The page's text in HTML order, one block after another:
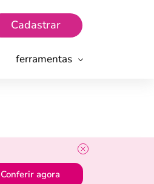
Cadastrar
ferramentas
Conferir agora